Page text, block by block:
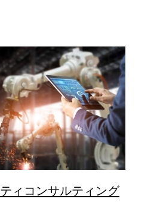
ィコンサルティング